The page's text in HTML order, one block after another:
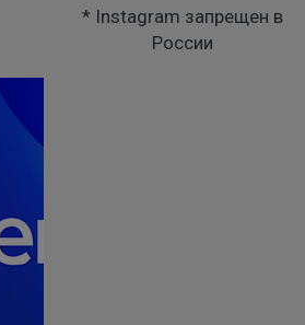
* Instagram запрещен в
России